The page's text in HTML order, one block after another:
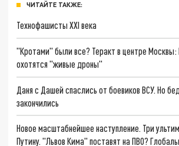
ЧИТАЙТЕ ТАКЖЕ:
Технофашисты XXI века
"Кротами" были все? Теракт в центре Москвы:
охотятся "живые дроны"
Даня с Дашей спаслись от боевиков ВСУ. Но
закончились
Новое масштабнейшее наступление. Три
Путину. "Львов Кима" поставят на ПВО?